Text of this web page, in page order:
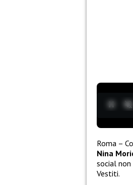
Roma –
Nina
social
Vestiti.